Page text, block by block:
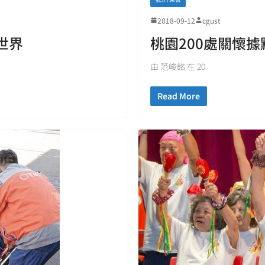
界
2018-09-12 cgust
桃園200處關懷
由 范峻銘 在 20
Read More